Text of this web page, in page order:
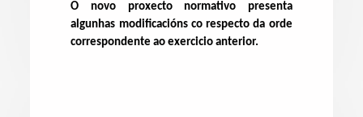
O novo proxecto normativo presenta
algunhas modificacións co respecto da orde
correspondente ao exercicio anterior.